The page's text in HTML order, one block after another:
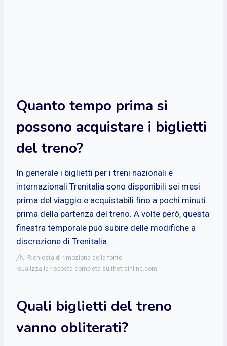
Quanto tempo prima si
possono acquistare i biglietti
del treno?
In generale i biglietti per i treni nazionali e
internazionali Trenitalia sono disponibili sei mesi
prima del viaggio e acquistabili fino a pochi minuti
prima della partenza del treno. A volte però, questa
finestra temporale può subire delle modifiche a
discrezione di Trenitalia.
Richiesta di rimozione della fonte
isualizza la risposta completa su thetrainline.com
Quali biglietti del treno
vanno obliterati?